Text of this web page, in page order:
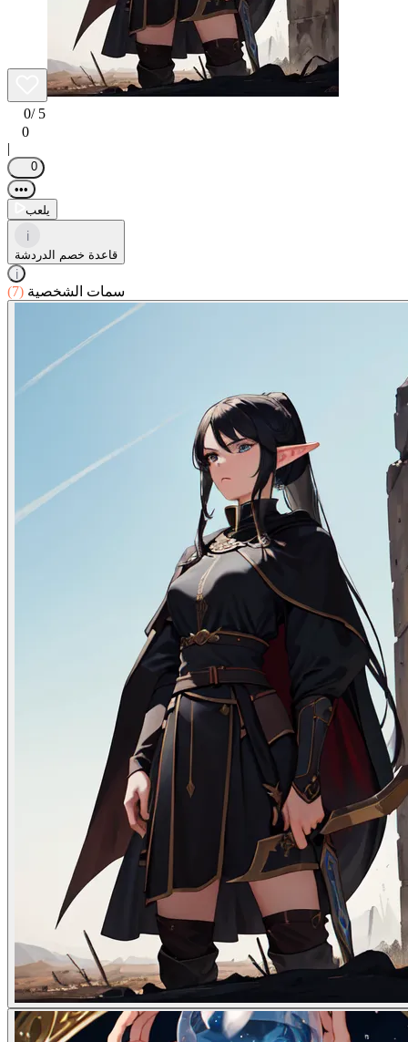
0/ 5
0
|
0
•••
يلعب
i
قاعدة خصم الدردشة
i
سمات الشخصية (7)